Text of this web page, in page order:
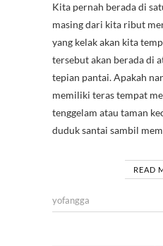
Kita pernah berada di
masing dari kita ribut
yang kelak akan kita
tersebut akan berada di
tepian pantai. Apakah
memiliki teras tempat
tenggelam atau taman
duduk santai sambil
READ
yofangga